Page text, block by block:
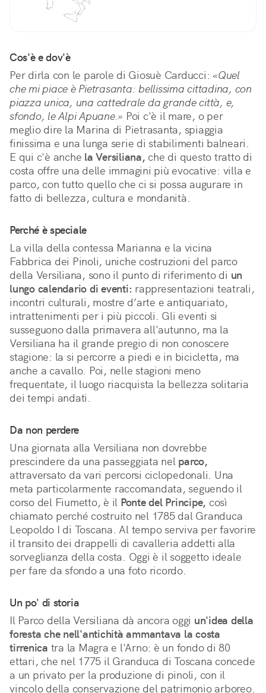
Cos'è e dov'è
Per dirla con le parole di Giosuè Carducci: «Quel
che mi piace è Pietrasanta: bellissima cittadina, con
piazza unica, una cattedrale da grande città, e,
sfondo, le Alpi Apuane.» Poi c'è il mare, o per
meglio dire la Marina di Pietrasanta, spiaggia
finissima e una lunga serie di stabilimenti balneari.
E qui c'è anche la Versiliana, che di questo tratto di
costa offre una delle immagini più evocative: villa e
parco, con tutto quello che ci si possa augurare in
fatto di bellezza, cultura e mondanità.
Perché è speciale
La villa della contessa Marianna e la vicina
Fabbrica dei Pinoli, uniche costruzioni del parco
della Versiliana, sono il punto di riferimento di un
lungo calendario di eventi: rappresentazioni teatrali,
incontri culturali, mostre d’arte e antiquariato,
intrattenimenti per i più piccoli. Gli eventi si
susseguono dalla primavera all'autunno, ma la
Versiliana ha il grande pregio di non conoscere
stagione: la si percorre a piedi e in bicicletta, ma
anche a cavallo. Poi, nelle stagioni meno
frequentate, il luogo riacquista la bellezza solitaria
dei tempi andati.
Da non perdere
Una giornata alla Versiliana non dovrebbe
prescindere da una passeggiata nel parco,
attraversato da vari percorsi ciclopedonali. Una
meta particolarmente raccomandata, seguendo il
corso del Fiumetto, è il Ponte del Principe, così
chiamato perché costruito nel 1785 dal Granduca
Leopoldo I di Toscana. Al tempo serviva per favorire
il transito dei drappelli di cavalleria addetti alla
sorveglianza della costa. Oggi è il soggetto ideale
per fare da sfondo a una foto ricordo.
Un po' di storia
Il Parco della Versiliana dà ancora oggi un'idea della
foresta che nell'antichità ammantava la costa
tirrenica tra la Magra e l'Arno: è un fondo di 80
ettari, che nel 1775 il Granduca di Toscana concede
a un privato per la produzione di pinoli, con il
vincolo della conservazione del patrimonio arboreo.